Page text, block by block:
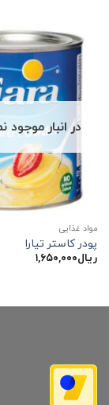
در انبار
مواد غذایی
پودر کاستر تیارا
ریال۱,۶۵۰,۰۰۰